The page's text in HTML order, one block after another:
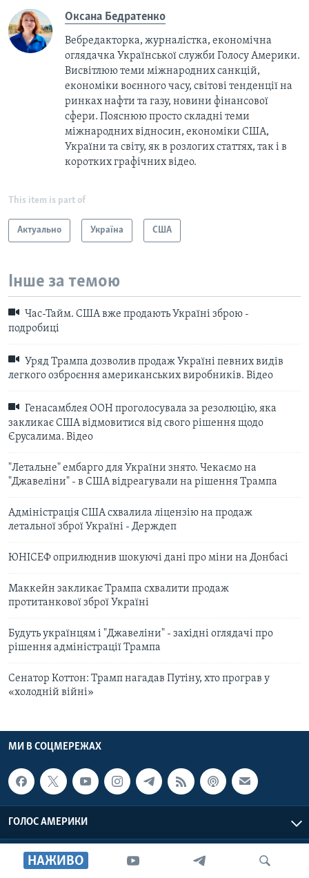
НАЖИВО
Оксана Бедратенко
Вебредакторка, журналістка, економічна
оглядачка Української служби Голосу Америки.
Висвітлюю теми міжнародних санкцій,
економіки воєнного часу, світові тенденції на
ринках нафти та газу, новини фінансової
сфери. Пояснюю просто складні теми
міжнародних відносин, економіки США,
України та світу, як в розлогих статтях, так і в
коротких графічних відео.
This item is part of
Актуально Україна США
Інше за темою
Час-Тайм. США вже продають Україні зброю -
подробиці
Уряд Трампа дозволив продаж Україні певних видів
легкого озброєння американських виробників. Відео
Генасамблея ООН проголосувала за резолюцію, яка
закликає США відмовитися від свого рішення щодо
Єрусалима. Відео
"Летальне" ембарго для України знято. Чекаємо на
"Джавеліни" - в США відреагували на рішення Трампа
Адміністрація США схвалила ліцензію на продаж
летальної зброї Україні - Держдеп
ЮНІСЕФ оприлюднив шокуючі дані про міни на Донбасі
Маккейн закликає Трампа схвалити продаж
протитанкової зброї Україні
Будуть українцям і "Джавеліни" - західні оглядачі про
рішення адміністрації Трампа
Сенатор Коттон: Трамп нагадав Путіну, хто програв у
«холодній війні»
МИ В СОЦМЕРЕЖАХ
ГОЛОС АМЕРИКИ
Голос Америки © 2026 VOA, Inc. Всі права захищені